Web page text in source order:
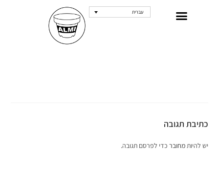
עברית
כתיבת תגובה
יש להיותמחובר כדי לפרסם תגובה.